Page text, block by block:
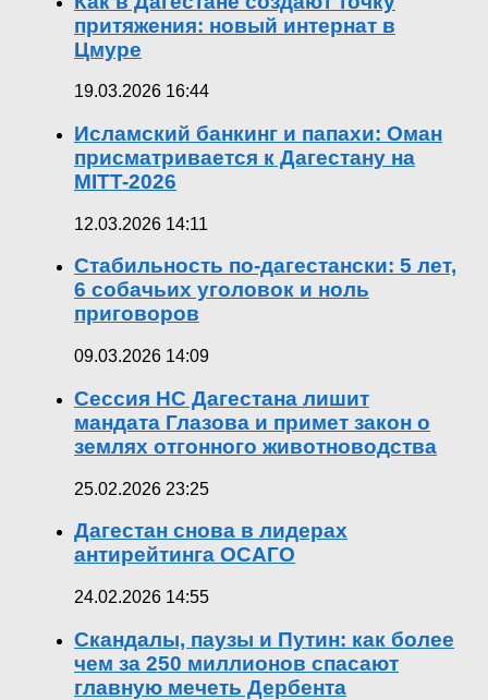
притяжения: новый интернат в
Цмуре
19.03.2026 16:44
Исламский банкинг и папахи: Оман
присматривается к Дагестану на
MITT-2026
12.03.2026 14:11
Стабильность по-дагестански: 5 лет,
6 собачьих уголовок и ноль
приговоров
09.03.2026 14:09
Сессия НС Дагестана лишит
мандата Глазова и примет закон о
землях отгонного животноводства
25.02.2026 23:25
Дагестан снова в лидерах
антирейтинга ОСАГО
24.02.2026 14:55
Скандалы, паузы и Путин: как более
чем за 250 миллионов спасают
главную мечеть Дербента